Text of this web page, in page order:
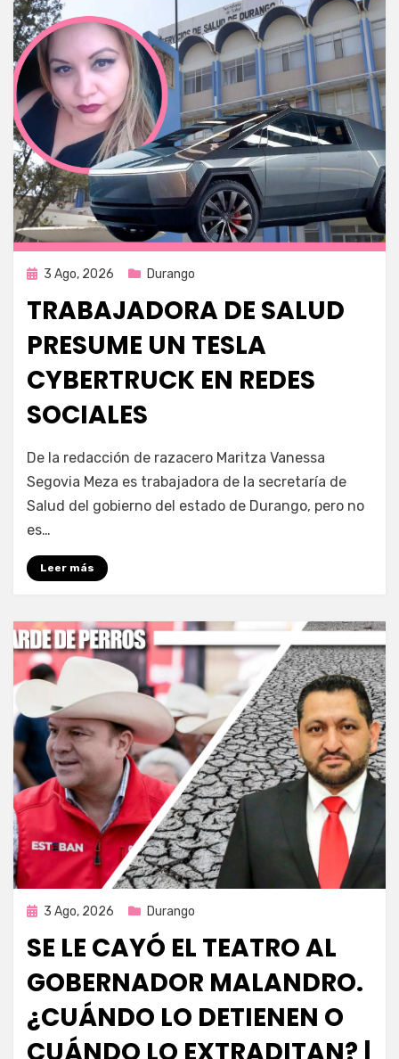
Publicada
3 Ago, 2026 Durango
TRABAJADORA DE SALUD
PRESUME UN TESLA
CYBERTRUCK EN REDES
SOCIALES
por Fernando Miranda Servín
De la redacción de razacero Maritza Vanessa
Segovia Meza es trabajadora de la secretaría de
Salud del gobierno del estado de Durango, pero no
es…
Leer más
Publicada
3 Ago, 2026 Durango
SE LE CAYÓ EL TEATRO AL
GOBERNADOR MALANDRO.
¿CUÁNDO LO DETIENEN O